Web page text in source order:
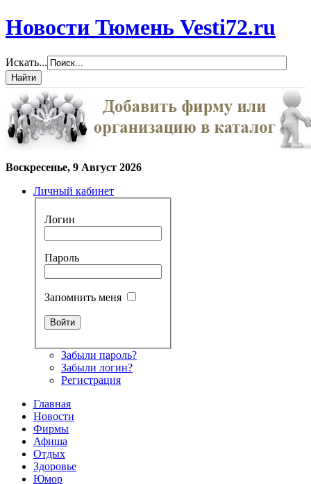
Новости Тюмень Vesti72.ru
Искать...
Воскресенье, 9 Август 2026
Личный кабинет
Логин
Пароль
Запомнить меня
Забыли пароль?
Забыли логин?
Регистрация
Главная
Новости
Фирмы
Афиша
Отдых
Здоровье
Юмор